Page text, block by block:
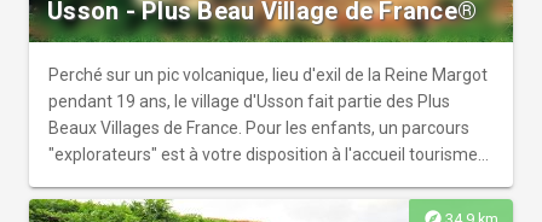
Usson - Plus Beau Village de France®
Perché sur un pic volcanique, lieu d'exil de la Reine Margot
pendant 19 ans, le village d'Usson fait partie des Plus
Beaux Villages de France. Pour les enfants, un parcours
"explorateurs" est à votre disposition à l'accueil tourisme
34.9 km